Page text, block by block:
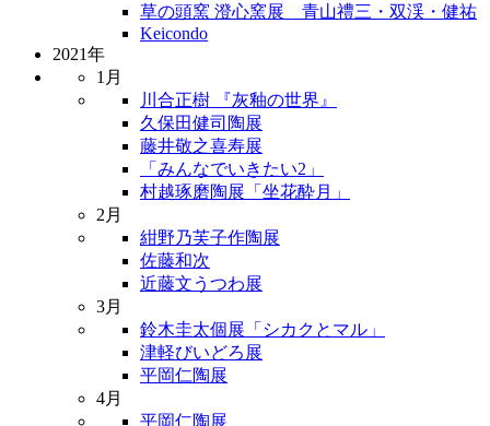
草の頭窯 澄心窯展 青山禮三・双渓・健祐
Keicondo
2021年
1月
川合正樹 『灰釉の世界』
久保田健司陶展
藤井敬之喜寿展
「みんなでいきたい2」
村越琢磨陶展「坐花酔月」
2月
紺野乃芙子作陶展
佐藤和次
近藤文うつわ展
3月
鈴木圭太個展「シカクとマル」
津軽びいどろ展
平岡仁陶展
4月
平岡仁陶展